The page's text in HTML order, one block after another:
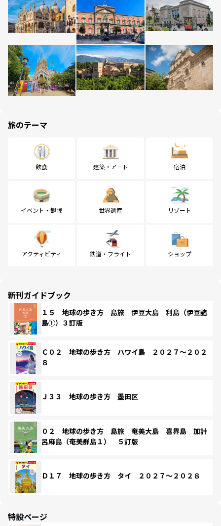
旅のテーマ
飲食 建築・アート 宿泊
イベント・観戦 世界遺産 リゾート
アクティビティ 鉄道・フライト ショップ
新刊ガイドブック
１５ 地球の歩き方 島旅 伊豆大島 利島（伊豆諸
島①）３訂版
Ｃ０２ 地球の歩き方 ハワイ島 ２０２７～２０２
８
Ｊ３３ 地球の歩き方 墨田区
０２ 地球の歩き方 島旅 奄美大島 喜界島 加計
呂麻島（奄美群島１） ５訂版
Ｄ１７ 地球の歩き方 タイ ２０２７～２０２８
特設ページ